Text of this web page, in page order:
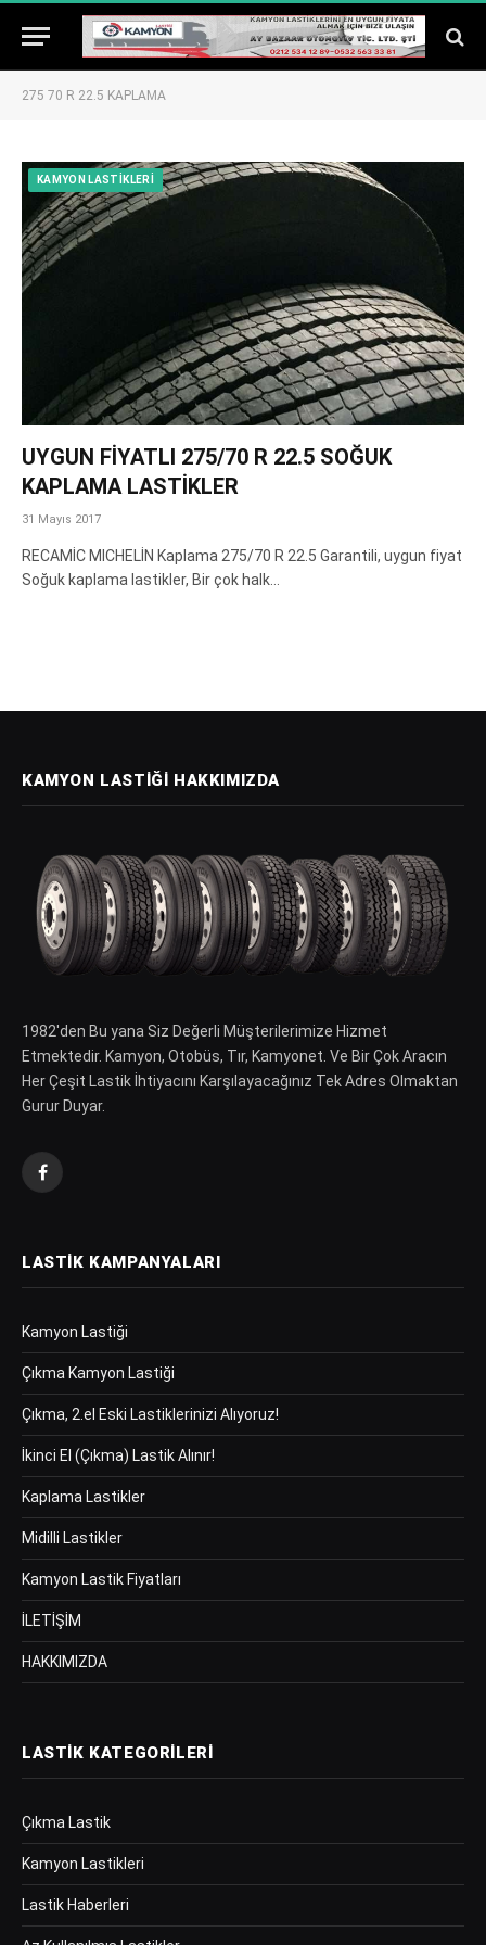
275 70 R 22.5 KAPLAMA
KAMYON LASTIKLERI
UYGUN FİYATLI 275/70 R 22.5 SOĞUK
KAPLAMA LASTİKLER
31 Mayıs 2017
RECAMİC MICHELİN Kaplama 275/70 R 22.5 Garantili, uygun fiyat
Soğuk kaplama lastikler, Bir çok halk…
KAMYON LASTIĞI HAKKIMIZDA
1982′den Bu yana Siz Değerli Müşterilerimize Hizmet
Etmektedir. Kamyon, Otobüs, Tır, Kamyonet. Ve Bir Çok Aracın
Her Çeşit Lastik İhtiyacını Karşılayacağınız Tek Adres Olmaktan
Gurur Duyar.
Facebook
LASTIK KAMPANYALARI
Kamyon Lastiği
Çıkma Kamyon Lastiği
Çıkma, 2.el Eski Lastiklerinizi Alıyoruz!
İkinci El (Çıkma) Lastik Alınır!
Kaplama Lastikler
Midilli Lastikler
Kamyon Lastik Fiyatları
İLETİŞİM
HAKKIMIZDA
LASTIK KATEGORILERI
Çıkma Lastik
Kamyon Lastikleri
Lastik Haberleri